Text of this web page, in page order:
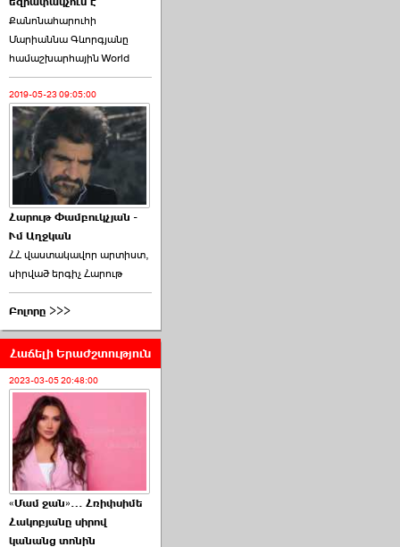
Ռուբեն Ռուբինյանը ›››
2026-06-23 21:28:00
«Ժողովուրդ»-ը
հերթական ›››
2026-06-21 23:00:00
armlur.ՔՊ-ի ներսում
սպասում են ›››
2026-06-10 22:55:00
Ուշքի չենք գալիս այն
Քանոնահարուհի
Մարիաննա Գևորգյանը
համաշխարհային World
2019-05-23 09:05:00
Հարութ Փամբուկչյան -
Ւմ Աղջկան
ՀՀ վաստակավոր արտիստ,
սիրված երգիչ Հարութ
Բոլորը >>>
Հաճելի Երաժշտություն
2023-03-05 20:48:00
«Մամ ջան»… Հռիփսիմե
Հակոբյանը սիրով
կանանց տոնին